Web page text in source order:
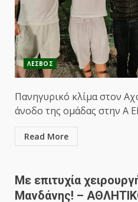
ΛΕΣΒΟΣ
Πανηγυρικό κλίμα στον
άνοδο της ομάδας στην Α
Read More
Με επιτυχία
Μανδάνης! –